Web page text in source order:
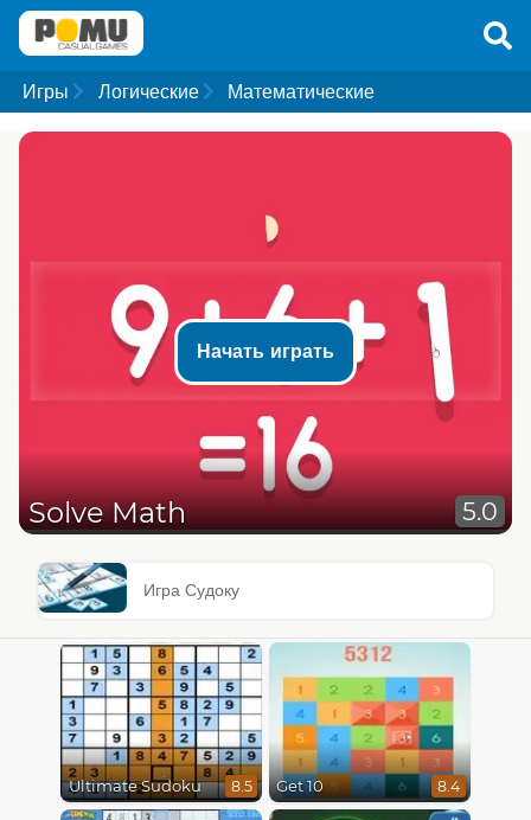
Игры Логические Математические
Начать играть
Solve Math 5.0
Игра Судоку
Ultimate Sudoku 8.5 Get 10 8.4